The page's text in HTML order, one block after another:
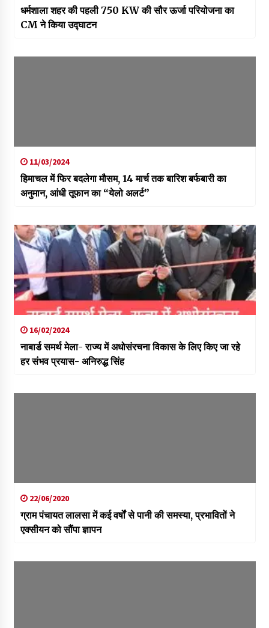
धर्मशाला शहर की पहली 750 KW की सौर ऊर्जा परियोजना का
CM ने किया उद्घाटन
11/03/2024
हिमाचल में फिर बदलेगा मौसम, 14 मार्च तक बारिश बर्फबारी का
अनुमान, आंधी तूफान का “येलो अलर्ट”
16/02/2024
नाबार्ड समर्थ मेला- राज्य में अधोसंरचना विकास के लिए किए जा रहे
हर संभव प्रयास- अनिरुद्ध सिंह
22/06/2020
ग्राम पंचायत लालसा में कई वर्षों से पानी की समस्या, प्रभावितों ने
एक्सीयन को सौंपा ज्ञापन